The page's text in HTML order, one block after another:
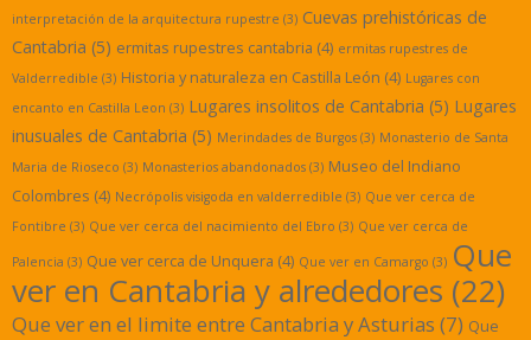
interpretación de la arquitectura rupestre (3) Cuevas prehistóricas de
Cantabria (5) ermitas rupestres cantabria (4) ermitas rupestres de
Valderredible (3) Historia y naturaleza en Castilla León (4) Lugares con
encanto en Castilla Leon (3) Lugares insolitos de Cantabria (5) Lugares
inusuales de Cantabria (5) Merindades de Burgos (3) Monasterio de Santa
Maria de Rioseco (3) Monasterios abandonados (3) Museo del Indiano
Colombres (4) Necrópolis visigoda en valderredible (3) Que ver cerca de
Fontibre (3) Que ver cerca del nacimiento del Ebro (3) Que ver cerca de
Palencia (3) Que ver cerca de Unquera (4) Que ver en Camargo (3) Que
ver en Cantabria y alrededores (22)
Que ver en el limite entre Cantabria y Asturias (7) Que